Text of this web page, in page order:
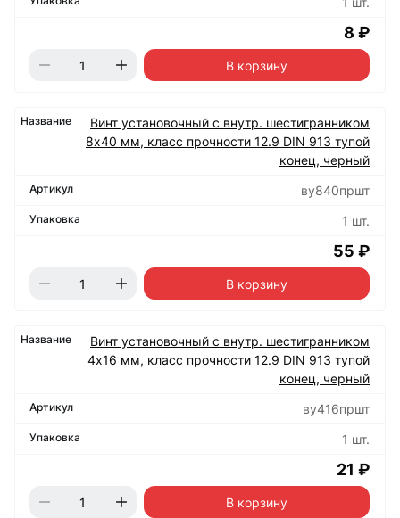
8 ₽
В корзину
Винт установочный с внутр. шестигранником
8х40 мм, класс прочности 12.9 DIN 913 тупой
конец, черный
ву840пршт
1 шт.
55 ₽
В корзину
Винт установочный с внутр. шестигранником
4х16 мм, класс прочности 12.9 DIN 913 тупой
конец, черный
ву416пршт
1 шт.
21 ₽
В корзину